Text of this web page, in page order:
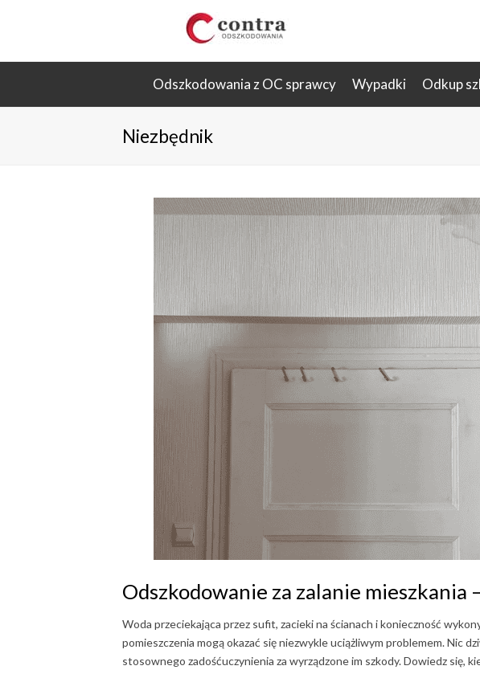
Odszkodowania z OC sprawcy Wypadki Odkup
Niezbędnik
Odszkodowanie za zalanie mieszkania
Woda przeciekająca przez sufit, zacieki na ścianach i konieczność
pomieszczenia mogą okazać się niezwykle uciążliwym problemem. Nic
stosownego zadośćuczynienia za wyrządzone im szkody. Dowiedz się,